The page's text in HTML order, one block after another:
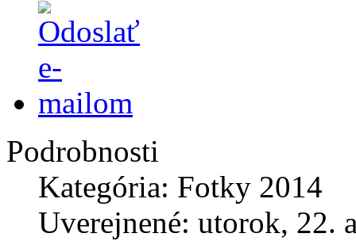
Podrobnosti
Kategória: Fotky 2014
Uverejnené: utorok, 22.